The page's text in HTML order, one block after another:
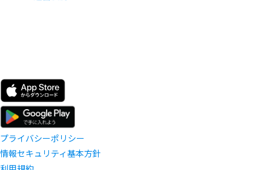
プライバシーポリシー
情報セキュリティ基本方針